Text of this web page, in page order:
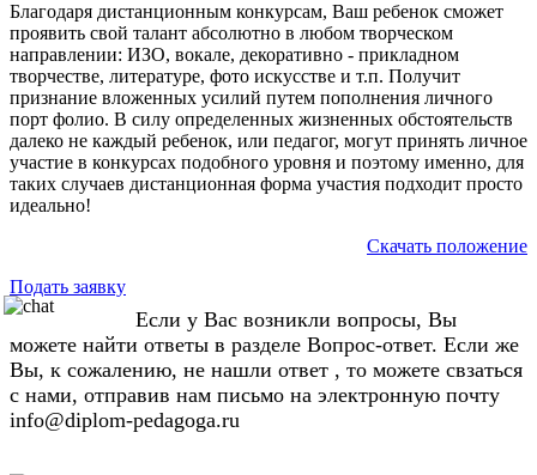
Благодаря дистанционным конкурсам, Ваш ребенок сможет
проявить свой талант абсолютно в любом творческом
направлении: ИЗО, вокале, декоративно - прикладном
творчестве, литературе, фото искусстве и т.п. Получит
признание вложенных усилий путем пополнения личного
порт фолио. В силу определенных жизненных обстоятельств
далеко не каждый ребенок, или педагог, могут принять личное
участие в конкурсах подобного уровня и поэтому именно, для
таких случаев дистанционная форма участия подходит просто
идеально!
Скачать положение
Подать заявку
Если у Вас возникли вопросы, Вы
можете найти ответы в разделе Вопрос-ответ. Если же
Вы, к сожалению, не нашли ответ , то можете свзаться
с нами, отправив нам письмо на электронную почту
info@diplom-pedagoga.ru